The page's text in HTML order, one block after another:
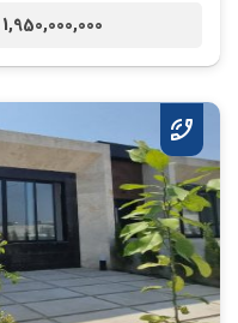
1,950,000,000 تومان /